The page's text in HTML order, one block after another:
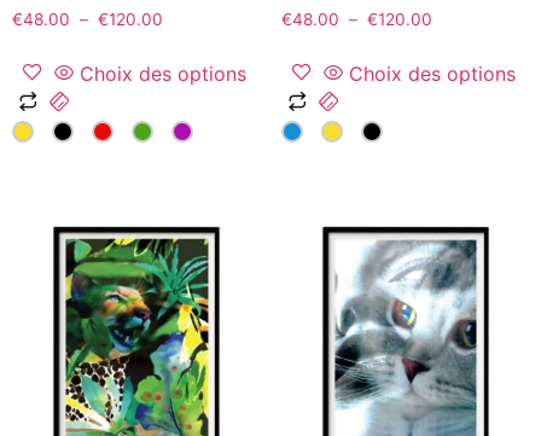
€48.00 – €120.00
prix :
€48.00
€120.00
Choix des options
Ce
produit
Les
options
peuvent
être
choisies
sur
la
€48.00 – €120.00Plage
prix :
€48.00
Choix des options
Ce
produit
Les
options
peuvent
être
choisies
sur